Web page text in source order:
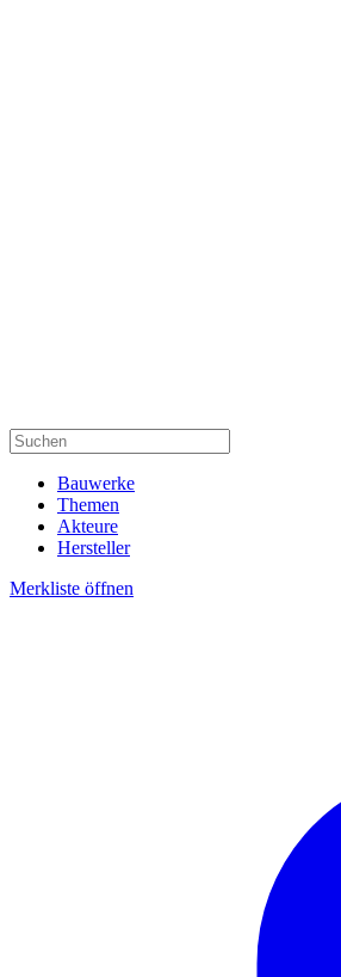
Bauwerke
Themen
Akteure
Hersteller
Merkliste öffnen